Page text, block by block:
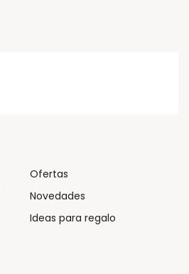
Ofertas
Novedades
Ideas para regalo